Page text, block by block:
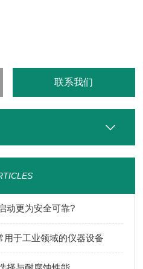
联系我们
动更为安全可靠?
用于工业领域的仪器设备